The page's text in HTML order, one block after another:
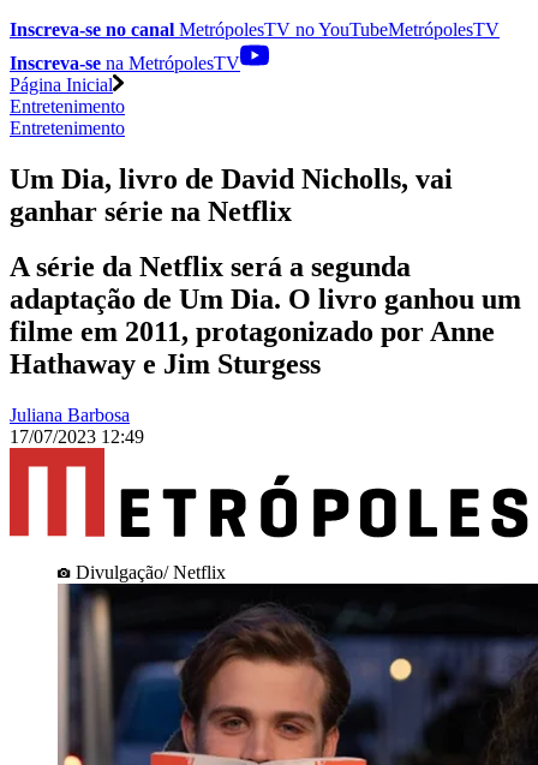
Inscreva-se no canal MetrópolesTV noYouTubeMetrópolesTV
Inscreva-se na MetrópolesTV
Página Inicial
Entretenimento
Entretenimento
Um Dia, livro de David Nicholls, vai
ganhar série na Netflix
A série da Netflix será a segunda
adaptação de Um Dia. O livro ganhou um
filme em 2011, protagonizado por Anne
Hathaway e Jim Sturgess
Juliana Barbosa
17/07/2023 12:49
Divulgação/ Netflix